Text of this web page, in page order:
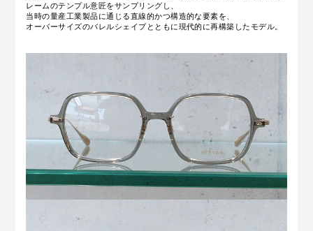
レームのテンプル意匠をサンプリングし、
当時の量産工業製品に通じる直線的かつ構造的な要素を、
オーバーサイズのバレルシェイプとともに現代的に再構築したモデル。